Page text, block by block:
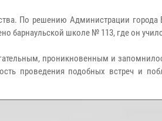
По решению Администрации города
барнаульской школе № 113, где он
проникновенным и
проведения подобных встреч и